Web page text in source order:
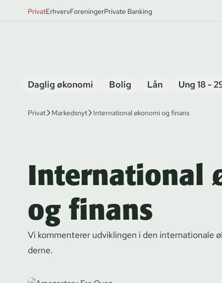
PrivatErhvervForeningerPrivate Banking
Daglig økonomi Bolig Lån Ung 18 -
Privat Markedsnyt International økonomi og finans
International
og finans
Vi kommenterer udviklingen i den internationale
der­ne.